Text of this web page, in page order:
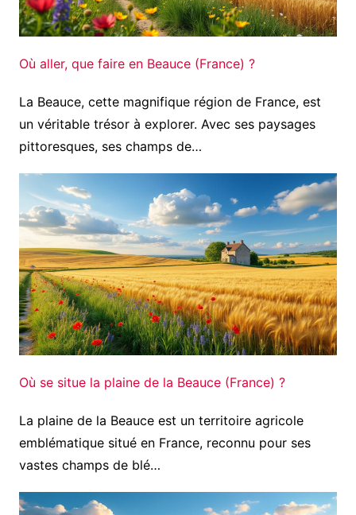
Où aller, que faire en Beauce (France) ?
La Beauce, cette magnifique région de France, est
un véritable trésor à explorer. Avec ses paysages
pittoresques, ses champs de…
Où se situe la plaine de la Beauce (France) ?
La plaine de la Beauce est un territoire agricole
emblématique situé en France, reconnu pour ses
vastes champs de blé…